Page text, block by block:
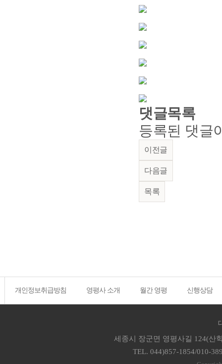
댓글목록
등록된 댓글
이전글
다음글
목록
개인정보취급방침 영평사 소개 월간 영평 신행상담
세종시 장군면 영평사길 124(산
TEL. 044)857-1854/010-